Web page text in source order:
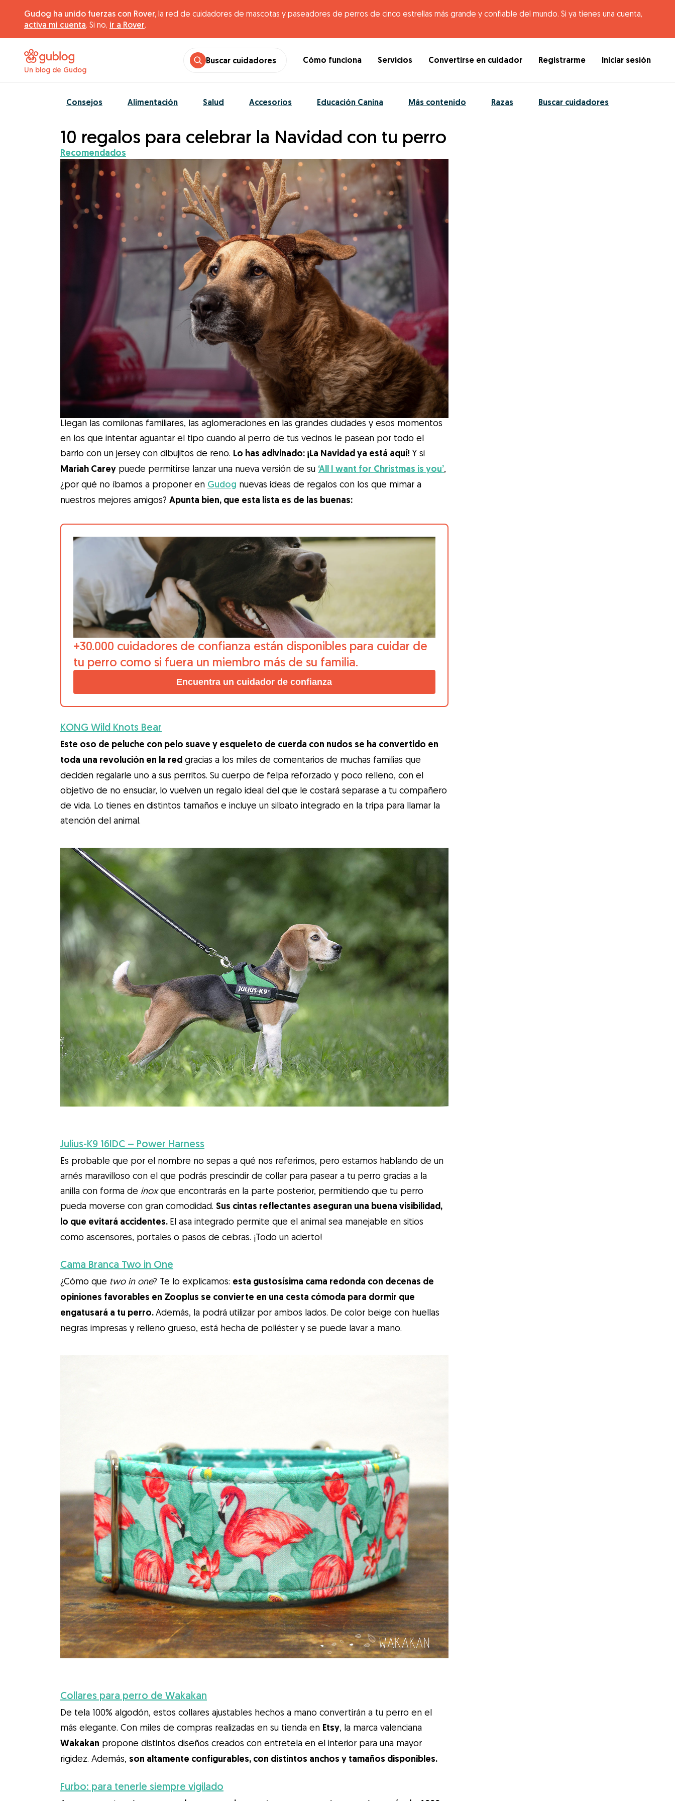
Gudog ha unido fuerzas con Rover, la red de cuidadores de mascotas y paseadores de perros de cinco estrellas más grande y confiable del mundo. Si ya tienes una cuenta,
activa mi cuenta. Si no, ir a Rover.
Un blog de Gudog
Buscar cuidadores Cómo funciona Servicios Convertirse en cuidador Registrarme Iniciar sesión
Consejos Alimentación Salud Accesorios Educación Canina Más contenido Razas Buscar cuidadores
10 regalos para celebrar la Navidad con tu perro
Recomendados
Llegan las comilonas familiares, las aglomeraciones en las grandes ciudades y esos momentos
en los que intentar aguantar el tipo cuando al perro de tus vecinos le pasean por todo el
barrio con un jersey con dibujitos de reno. Lo has adivinado: ¡La Navidad ya está aquí! Y si
Mariah Carey puede permitirse lanzar una nueva versión de su ‘All I want for Christmas is you’,
¿por qué no íbamos a proponer en Gudog nuevas ideas de regalos con los que mimar a
nuestros mejores amigos? Apunta bien, que esta lista es de las buenas:
+30.000 cuidadores de confianza están disponibles para cuidar de
tu perro como si fuera un miembro más de su familia.
Encuentra un cuidador de confianza
KONG Wild Knots Bear
Este oso de peluche con pelo suave y esqueleto de cuerda con nudos se ha convertido en
toda una revolución en la red gracias a los miles de comentarios de muchas familias que
deciden regalarle uno a sus perritos. Su cuerpo de felpa reforzado y poco relleno, con el
objetivo de no ensuciar, lo vuelven un regalo ideal del que le costará separase a tu compañero
de vida. Lo tienes en distintos tamaños e incluye un silbato integrado en la tripa para llamar la
atención del animal.
Julius-K9 16IDC – Power Harness
Es probable que por el nombre no sepas a qué nos referimos, pero estamos hablando de un
arnés maravilloso con el que podrás prescindir de collar para pasear a tu perro gracias a la
anilla con forma de inoxque encontrarás en la parte posterior, permitiendo que tu perro
pueda moverse con gran comodidad. Sus cintas reflectantes aseguran una buena visibilidad,
lo que evitará accidentes. El asa integrado permite que el animal sea manejable en sitios
como ascensores, portales o pasos de cebras. ¡Todo un acierto!
Cama Branca Two in One
¿Cómo que two in one? Te lo explicamos: esta gustosísima cama redonda con decenas de
opiniones favorables en Zooplus se convierte en una cesta cómoda para dormir que
engatusará a tu perro.Además, la podrá utilizar por ambos lados. De color beige con huellas
negras impresas y relleno grueso, está hecha de poliéster y se puede lavar a mano.
Collares para perro de Wakakan
De tela 100% algodón, estos collares ajustables hechos a mano convertirán a tu perro en el
más elegante. Con miles de compras realizadas en su tienda en Etsy, la marca valenciana
Wakakan propone distintos diseños creados con entretela en el interior para una mayor
rigidez. Además, son altamente configurables, con distintos anchos y tamaños disponibles.
Furbo: para tenerle siempre vigilado